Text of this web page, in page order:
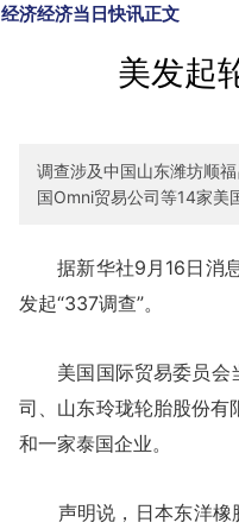
经济经济当日快讯正文
美发起
调查涉及中国山东潍坊顺
国Omni贸易公司等14家美
据新华社9月16日消
发起“337调查”。
美国国际贸易委员会当
司、山东玲珑轮胎股份有
和一家泰国企业。
声明说，日本东洋橡